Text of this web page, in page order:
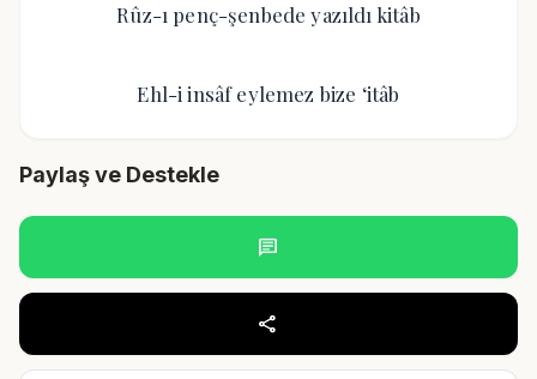
Rûz-ı penç-şenbede yazıldı kitâb
Ehl-i insâf eylemez bize ‘itâb
Paylaş ve Destekle
chat
share